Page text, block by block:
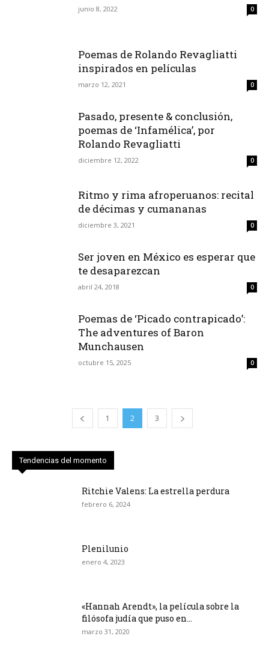
junio 8, 2022 0
Poemas de Rolando Revagliatti
inspirados en películas
marzo 12, 2021 0
Pasado, presente & conclusión,
poemas de ‘Infamélica’, por
Rolando Revagliatti
diciembre 12, 2022 0
Ritmo y rima afroperuanos: recital
de décimas y cumananas
diciembre 3, 2021 0
Ser joven en México es esperar que
te desaparezcan
abril 24, 2018 0
Poemas de ‘Picado contrapicado’:
The adventures of Baron
Munchausen
octubre 15, 2025 0
1 2 3
Tendencias del momento
Ritchie Valens: La estrella perdura
febrero 6, 2024
Plenilunio
enero 4, 2023
«Hannah Arendt», la película sobre la
filósofa judía que puso en...
marzo 31, 2020